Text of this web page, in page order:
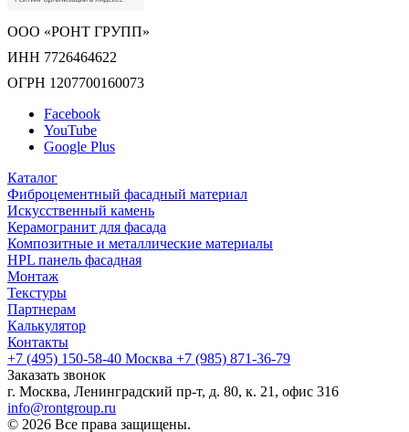
ООО «РОНТ ГРУПП»
ИНН 7726464622
ОГРН 1207700160073
Facebook
YouTube
Google Plus
Каталог
Фиброцементный фасадный материал
Искусственный камень
Керамогранит для фасада
Композитные и металлические материалы
HPL панель фасадная
Монтаж
Текстуры
Партнерам
Калькулятор
Контакты
+7 (495) 150-58-40 Москва +7 (985) 871-36-79
Заказать звонок
г. Москва, Ленинградский пр-т, д. 80, к. 21, офис 316
info@rontgroup.ru
© 2026 Все права защищены.